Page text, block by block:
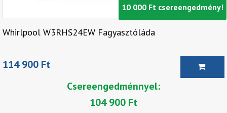
10 000 Ft csereengedmény!
Whirlpool W3RHS24EW Fagyasztóláda
114 900 Ft
Csereengedménnyel:
104 900 Ft